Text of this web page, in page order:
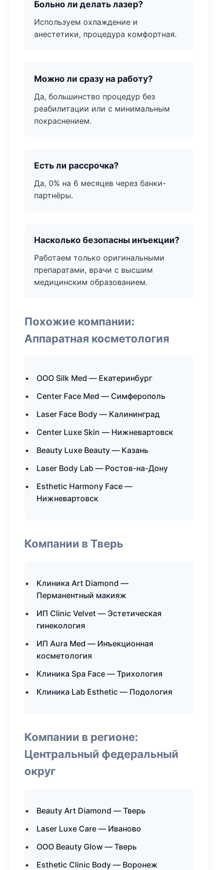
Больно ли делать лазер?
Используем охлаждение и
анестетики, процедура комфортная.
Можно ли сразу на работу?
Да, большинство процедур без
реабилитации или с минимальным
покраснением.
Есть ли рассрочка?
Да, 0% на 6 месяцев через банки-
партнёры.
Насколько безопасны инъекции?
Работаем только оригинальными
препаратами, врачи с высшим
медицинским образованием.
Похожие компании:
Аппаратная косметология
ООО Silk Med — Екатеринбург
Center Face Med — Симферополь
Laser Face Body — Калининград
Center Luxe Skin — Нижневартовск
Beauty Luxe Beauty — Казань
Laser Body Lab — Ростов-на-Дону
Esthetic Harmony Face —
Нижневартовск
Компании в Тверь
Клиника Art Diamond —
Перманентный макияж
ИП Clinic Velvet — Эстетическая
гинекология
ИП Aura Med — Инъекционная
косметология
Клиника Spa Face — Трихология
Клиника Lab Esthetic — Подология
Компании в регионе:
Центральный федеральный
округ
Beauty Art Diamond — Тверь
Laser Luxe Care — Иваново
ООО Beauty Glow — Тверь
Esthetic Clinic Body — Воронеж